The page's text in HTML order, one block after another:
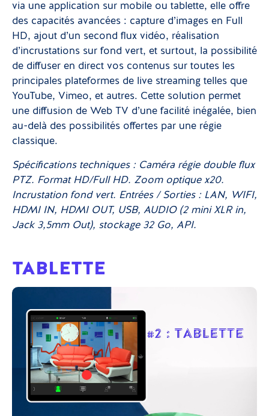
via une application sur mobile ou tablette, elle offre
des capacités avancées : capture d’images en Full
HD, ajout d’un second flux vidéo, réalisation
d’incrustations sur fond vert, et surtout, la possibilité
de diffuser en direct vos contenus sur toutes les
principales plateformes de live streaming telles que
YouTube, Vimeo, et autres. Cette solution permet
une diffusion de Web TV d’une facilité inégalée, bien
au-delà des possibilités offertes par une régie
classique.
Spécifications techniques : Caméra régie double flux
PTZ. Format HD/Full HD. Zoom optique x20.
Incrustation fond vert. Entrées / Sorties : LAN, WIFI,
HDMI IN, HDMI OUT, USB, AUDIO (2 mini XLR in,
Jack 3,5mm Out), stockage 32 Go, API.
TABLETTE